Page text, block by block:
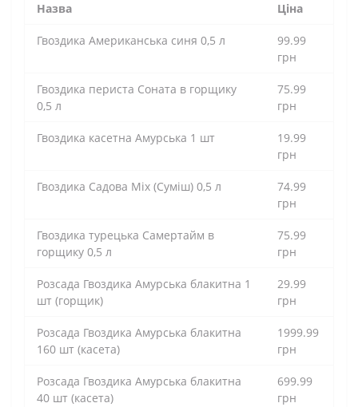
Назва Ціна
Гвоздика Американська синя 0,5 л
99.99
грн
Гвоздика периста Соната в горщику
0,5 л
75.99
грн
Гвоздика касетна Амурська 1 шт
19.99
грн
Гвоздика Садова Mix (Суміш) 0,5 л
74.99
грн
Гвоздика турецька Самертайм в
горщику 0,5 л
75.99
грн
Розсада Гвоздика Амурська блакитна 1
шт (горщик)
29.99
грн
Розсада Гвоздика Амурська блакитна
160 шт (касета)
1999.99
грн
Розсада Гвоздика Амурська блакитна
40 шт (касета)
699.99
грн